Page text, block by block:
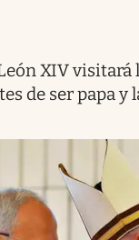
XIV visitará
de ser papa